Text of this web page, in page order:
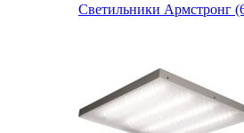
Светильники Армстронг